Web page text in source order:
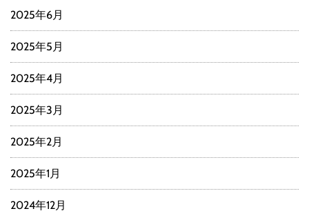
2025年6月
2025年5月
2025年4月
2025年3月
2025年2月
2025年1月
2024年12月